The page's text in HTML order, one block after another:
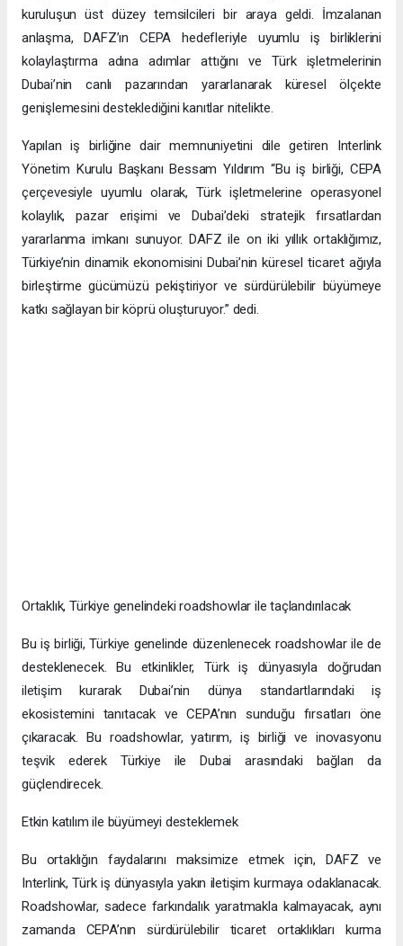
kuruluşun üst düzey temsilcileri bir araya geldi. İmzalanan
anlaşma, DAFZ’ın CEPA hedefleriyle uyumlu iş birliklerini
kolaylaştırma adına adımlar attığını ve Türk işletmelerinin
Dubai’nin canlı pazarından yararlanarak küresel ölçekte
genişlemesini desteklediğini kanıtlar nitelikte.
Yapılan iş birliğine dair memnuniyetini dile getiren Interlink
Yönetim Kurulu Başkanı Bessam Yıldırım “Bu iş birliği, CEPA
çerçevesiyle uyumlu olarak, Türk işletmelerine operasyonel
kolaylık, pazar erişimi ve Dubai’deki stratejik fırsatlardan
yararlanma imkanı sunuyor. DAFZ ile on iki yıllık ortaklığımız,
Türkiye’nin dinamik ekonomisini Dubai’nin küresel ticaret ağıyla
birleştirme gücümüzü pekiştiriyor ve sürdürülebilir büyümeye
katkı sağlayan bir köprü oluşturuyor.” dedi.
Ortaklık, Türkiye genelindeki roadshowlar ile taçlandırılacak
Bu iş birliği, Türkiye genelinde düzenlenecek roadshowlar ile de
desteklenecek. Bu etkinlikler, Türk iş dünyasıyla doğrudan
iletişim kurarak Dubai’nin dünya standartlarındaki iş
ekosistemini tanıtacak ve CEPA’nın sunduğu fırsatları öne
çıkaracak. Bu roadshowlar, yatırım, iş birliği ve inovasyonu
teşvik ederek Türkiye ile Dubai arasındaki bağları da
güçlendirecek.
Etkin katılım ile büyümeyi desteklemek
Bu ortaklığın faydalarını maksimize etmek için, DAFZ ve
Interlink, Türk iş dünyasıyla yakın iletişim kurmaya odaklanacak.
Roadshowlar, sadece farkındalık yaratmakla kalmayacak, aynı
zamanda CEPA’nın sürdürülebilir ticaret ortaklıkları kurma